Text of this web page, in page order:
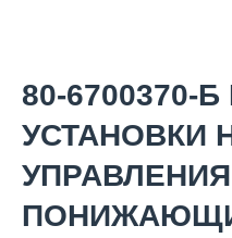
80-6700370-
УСТАНОВКИ
УПРАВЛЕНИЯ